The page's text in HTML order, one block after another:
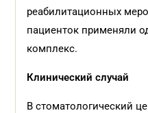
реабилитационных
пациенток применяли
комплекс.
Клинический случай
В стоматологический